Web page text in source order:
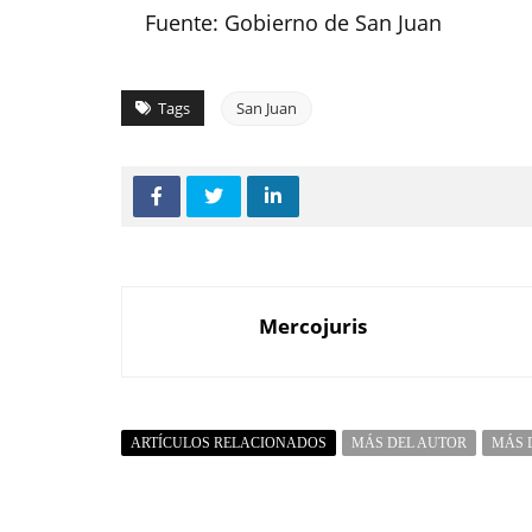
Fuente: Gobierno de San Juan
Tags San Juan
Mercojuris
ARTÍCULOS RELACIONADOS MÁS DEL AUTOR MÁS